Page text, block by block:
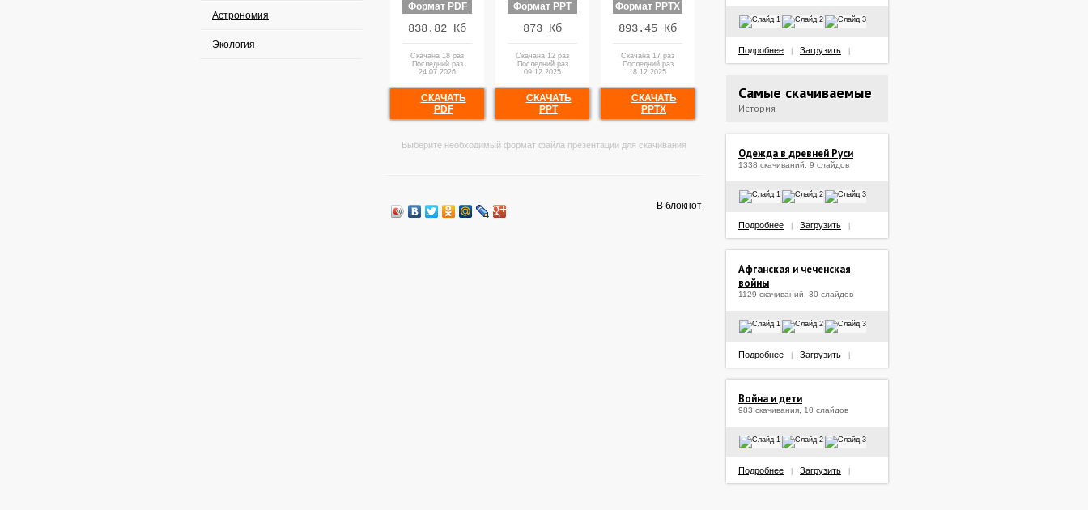
Астрономия
Экология
Формат PDF
838.82 Кб
Скачана 18 раз
Последний раз
24.07.2026
СКАЧАТЬ
PDF
Формат PPT
873 Кб
Скачана 12 раз
Последний раз
09.12.2025
СКАЧАТЬ
PPT
Формат PPTX
893.45 Кб
Скачана 17 раз
Последний раз
18.12.2025
СКАЧАТЬ
PPTX
Выберите необходимый формат файла презентации для скачивания
В блокнот
Подробнее Загрузить
Самые скачиваемые
История
Одежда в древней Руси
1338 скачиваний, 9 слайдов
Подробнее Загрузить
Афганская и чеченская
войны
1129 скачиваний, 30 слайдов
Подробнее Загрузить
Война и дети
983 скачивания, 10 слайдов
Подробнее Загрузить